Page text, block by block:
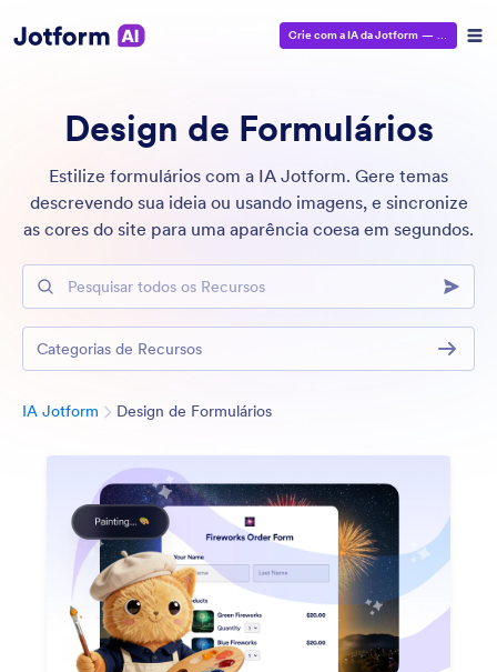
Crie com a IA da Jotform — É grátis!
Design de Formulários
Estilize formulários com a IA Jotform. Gere temas
descrevendo sua ideia ou usando imagens, e sincronize
as cores do site para uma aparência coesa em segundos.
Pesquisar todos os Recursos
IA Jotform Design de FormuláriosCategoria
Categorias de Recursos